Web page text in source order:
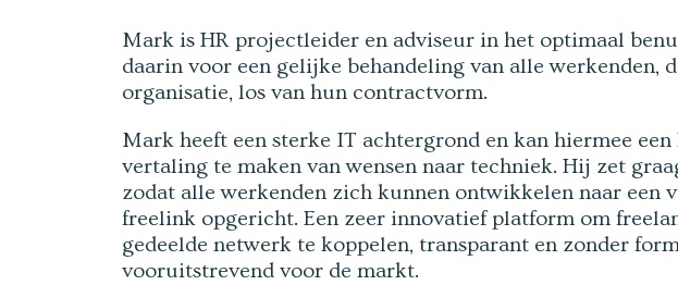
Mark is HR projectleider en adviseur in het optimaal
daarin voor een gelijke behandeling van alle werkenden,
organisatie, los van hun contractvorm.
Mark heeft een sterke IT achtergrond en kan hiermee
vertaling te maken van wensen naar techniek. Hij zet
zodat alle werkenden zich kunnen ontwikkelen naar een
freelink opgericht. Een zeer innovatief platform om
gedeelde netwerk te koppelen, transparant en zonder
vooruitstrevend voor de markt.